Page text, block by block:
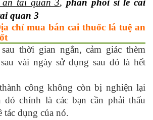
tai quan 3, phan phoi si le cai
quan 3
chỉ mua bán cai thuốc lá tuệ an
thời gian ngắn, cảm giác thèm
vài ngày sử dụng sau đó là hết
công không còn bị nghiện lại
chính là các bạn cần phải thấu
tác dụng của nó.